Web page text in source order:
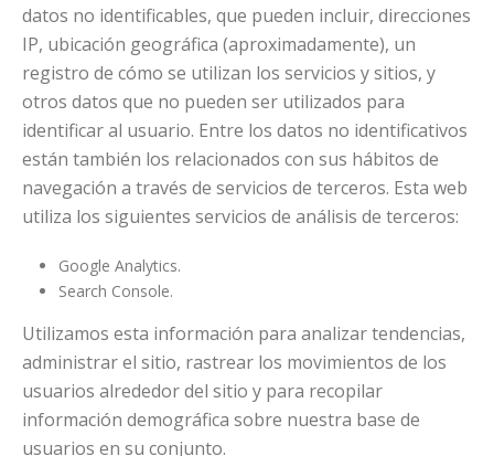
datos no identificables, que pueden incluir, direcciones
IP, ubicación geográfica (aproximadamente), un
registro de cómo se utilizan los servicios y sitios, y
otros datos que no pueden ser utilizados para
identificar al usuario. Entre los datos no identificativos
están también los relacionados con sus hábitos de
navegación a través de servicios de terceros. Esta web
utiliza los siguientes servicios de análisis de terceros:
Google Analytics.
Search Console.
Utilizamos esta información para analizar tendencias,
administrar el sitio, rastrear los movimientos de los
usuarios alrededor del sitio y para recopilar
información demográfica sobre nuestra base de
usuarios en su conjunto.